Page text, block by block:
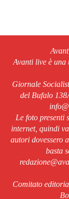
Avanti live è una
Giornale
del Bufalo
Le foto presenti
internet, quindi
autori dovessero
basta
Comitato